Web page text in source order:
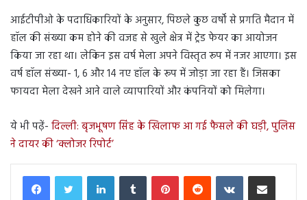
आईटीपीओ के पदाधिकारियों के अनुसार, पिछले कुछ वर्षों से प्रगति मैदान में
हॉल की संख्या कम होने की वजह से खुले क्षेत्र में ट्रेड फेयर का आयोजन
किया जा रहा था। लेकिन इस वर्ष मेला अपने विस्तृत रूप में नजर आएगा। इस
वर्ष हॉल संख्या- 1, 6 और 14 नए हॉल के रूप में जोड़ा जा रहा हैं। जिसका
फायदा मेला देखने आने वाले व्यापारियों और कंपनियों को मिलेगा।
ये भी पढ़ें- दिल्ली: बृजभूषण सिंह के खिलाफ आ गई फैसले की घड़ी, पुलिस
ने दायर की ‘क्लोजर रिपोर्ट’
LinkedInTumblr PinterestReddit VKontakteShare via Email